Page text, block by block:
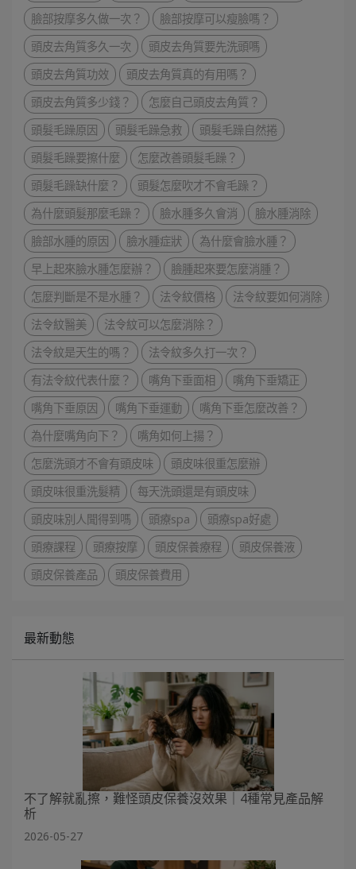
臉部按摩多久做一次？
臉部按摩可以瘦臉嗎？
頭皮去角質多久一次
頭皮去角質要先洗頭嗎
頭皮去角質功效
頭皮去角質真的有用嗎？
頭皮去角質多少錢？
怎麼自己頭皮去角質？
頭髮毛躁原因
頭髮毛躁急救
頭髮毛躁自然捲
頭髮毛躁要擦什麼
怎麼改善頭髮毛躁？
頭髮毛躁缺什麼？
頭髮怎麼吹才不會毛躁？
為什麼頭髮那麼毛躁？
臉水腫多久會消
臉水腫消除
臉部水腫的原因
臉水腫症狀
為什麼會臉水腫？
早上起來臉水腫怎麼辦？
臉腫起來要怎麼消腫？
怎麼判斷是不是水腫？
法令紋價格
法令紋要如何消除
法令紋醫美
法令紋可以怎麼消除？
法令紋是天生的嗎？
法令紋多久打一次？
有法令紋代表什麼？
嘴角下垂面相
嘴角下垂矯正
嘴角下垂原因
嘴角下垂運動
嘴角下垂怎麼改善？
為什麼嘴角向下？
嘴角如何上揚？
怎麼洗頭才不會有頭皮味
頭皮味很重怎麼辦
頭皮味很重洗髮精
每天洗頭還是有頭皮味
頭皮味別人聞得到嗎
頭療spa
頭療spa好處
頭療課程
頭療按摩 頭皮保養療程
頭皮保養液
頭皮保養產品
頭皮保養費用
最新動態
不了解就亂擦，難怪頭皮保養沒效果｜4種常見產品解
析
2026-05-27